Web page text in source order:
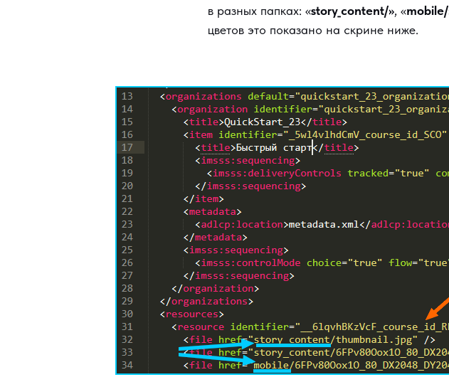
в разных папках: «story_content/», «
цветов это показано на скрине ниже.